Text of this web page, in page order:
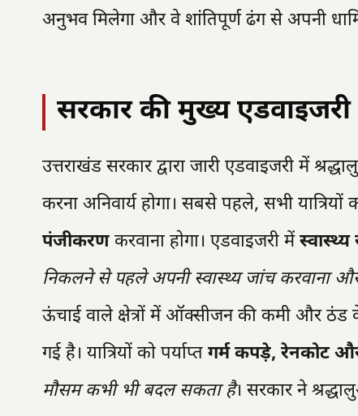
अनुभव मिलेगा और वे शांतिपूर्ण ढंग से अपनी
सरकार की मुख्य एडवाइजरी
उत्तराखंड सरकार द्वारा जारी एडवाइजरी में
करना अनिवार्य होगा। सबसे पहले, सभी
पंजीकरण करवाना होगा। एडवाइजरी में
निकलने से पहले अपनी स्वास्थ्य जांच करवाना और
ऊंचाई वाले क्षेत्रों में ऑक्सीजन की कमी और ठंड
गई है। यात्रियों को पर्याप्त गर्म कपड़े, रेनकोट
मौसम कभी भी बदल सकता है। सरकार ने